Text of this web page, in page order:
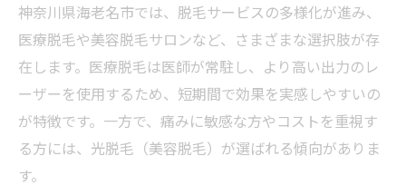
痛みが少ない脱毛法の選び方
脱毛の痛みを軽減するコツ
敏感肌向け脱毛技術の進化
脱毛機器ごとの特徴と痛みの傾向
神奈川県海老名市では、脱毛サービスの多様化が進み、
医療脱毛や美容脱毛サロンなど、さまざまな選択肢が存
在します。医療脱毛は医師が常駐し、より高い出力のレ
ーザーを使用するため、短期間で効果を実感しやすいの
が特徴です。一方で、痛みに敏感な方やコストを重視す
る方には、光脱毛（美容脱毛）が選ばれる傾向がありま
す。